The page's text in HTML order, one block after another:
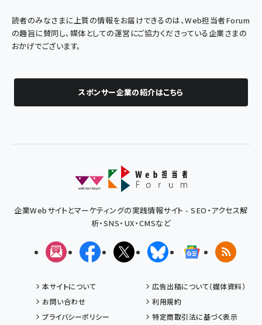
読者のみなさまに上質の情報をお届けできるのは、Web担当者Forum
の趣旨に賛同し、媒体としての運営にご協力くださっている企業さまの
おかげでございます。
スポンサー企業の紹介はこちら
企業Webサイトとマーケティングの実践情報サイト - SEO・アクセス解
析・SNS・UX・CMSなど
メルマガFacebookX(エックス)BlueskyGoogleニュ
RSS
本サイトについて
広告出稿について（媒体資料）
お問い合わせ
利用規約
プライバシーポリシー
特定商取引法に基づく表示